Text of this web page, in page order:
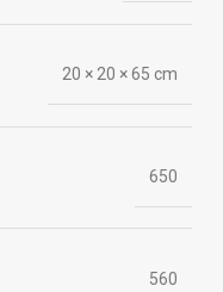
20 × 20 × 65 cm
650
560